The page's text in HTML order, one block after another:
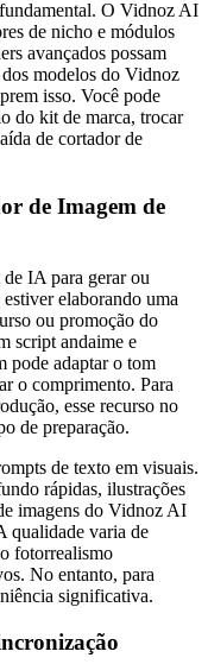
O Vidnoz AI
de nicho e módulos
avançados possam
modelos do Vidnoz
isso. Você pode
do kit de marca, trocar
de cortador de
de Imagem de
IA para gerar ou
elaborando uma
ou promoção do
script andaime e
pode adaptar o tom
o comprimento. Para
esse recurso no
de preparação.
de texto em visuais.
rápidas, ilustrações
imagens do Vidnoz AI
qualidade varia de
fotorrealismo
No entanto, para
significativa.